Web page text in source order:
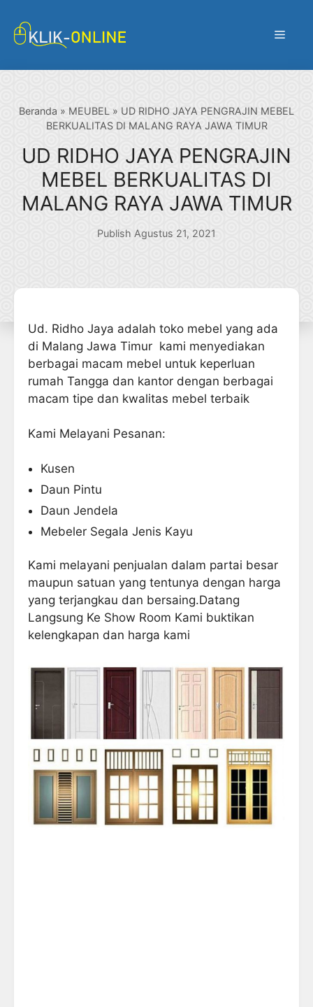
Menu
Beranda » MEUBEL » UD RIDHO JAYA PENGRAJIN MEBEL
BERKUALITAS DI MALANG RAYA JAWA TIMUR
UD RIDHO JAYA PENGRAJIN
MEBEL BERKUALITAS DI
MALANG RAYA JAWA TIMUR
Publish Agustus 21, 2021
Ud. Ridho Jaya adalah toko mebel yang ada
di Malang Jawa Timur kami menyediakan
berbagai macam mebel untuk keperluan
rumah Tangga dan kantor dengan berbagai
macam tipe dan kwalitas mebel terbaik
Kami Melayani Pesanan:
Kusen
Daun Pintu
Daun Jendela
Mebeler Segala Jenis Kayu
Kami melayani penjualan dalam partai besar
maupun satuan yang tentunya dengan harga
yang terjangkau dan bersaing.Datang
Langsung Ke Show Room Kami buktikan
kelengkapan dan harga kami